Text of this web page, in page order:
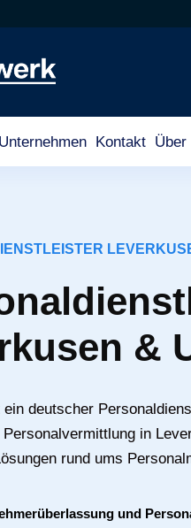
Kontakt Über
&
deutscher
in
rund ums
und